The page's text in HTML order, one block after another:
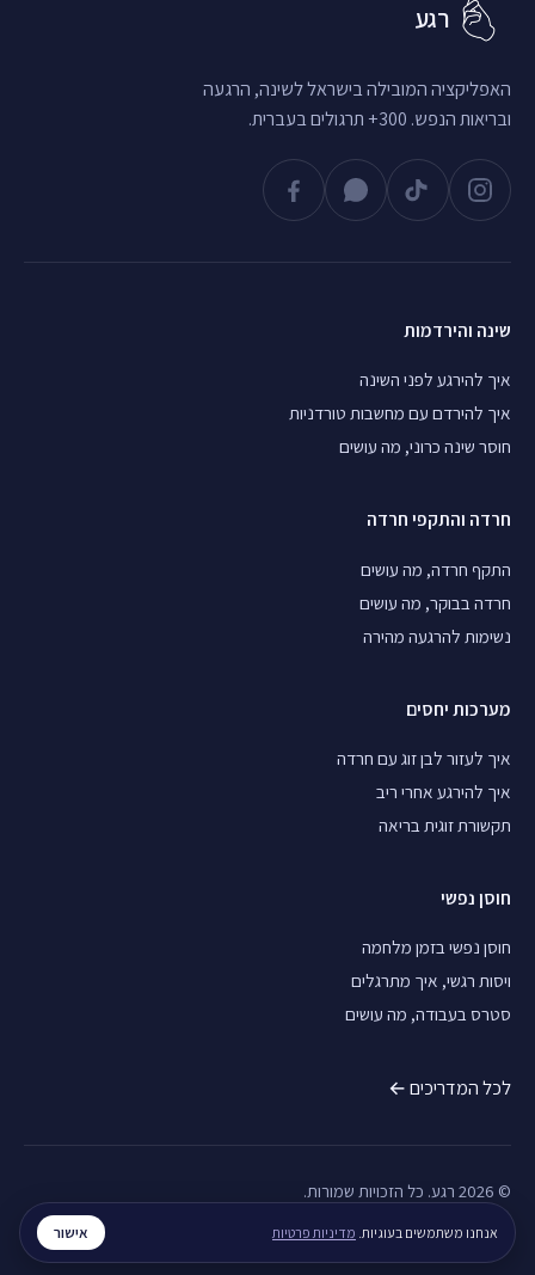
רגע
האפליקציה המובילה בישראל לשינה, הרגעה
ובריאות הנפש. 300+ תרגולים בעברית.
שינה והירדמות
איך להירגע לפני השינה
איך להירדם עם מחשבות טורדניות
חוסר שינה כרוני, מה עושים
חרדה והתקפי חרדה
התקף חרדה, מה עושים
חרדה בבוקר, מה עושים
נשימות להרגעה מהירה
מערכות יחסים
איך לעזור לבן זוג עם חרדה
איך להירגע אחרי ריב
תקשורת זוגית בריאה
חוסן נפשי
חוסן נפשי בזמן מלחמה
ויסות רגשי, איך מתרגלים
סטרס בעבודה, מה עושים
לכל המדריכים ←
© 2026 רגע. כל הזכויות שמורות.
בלוג
אנחנו משתמשים בעוגיות. מדיניות פרטיות אישור